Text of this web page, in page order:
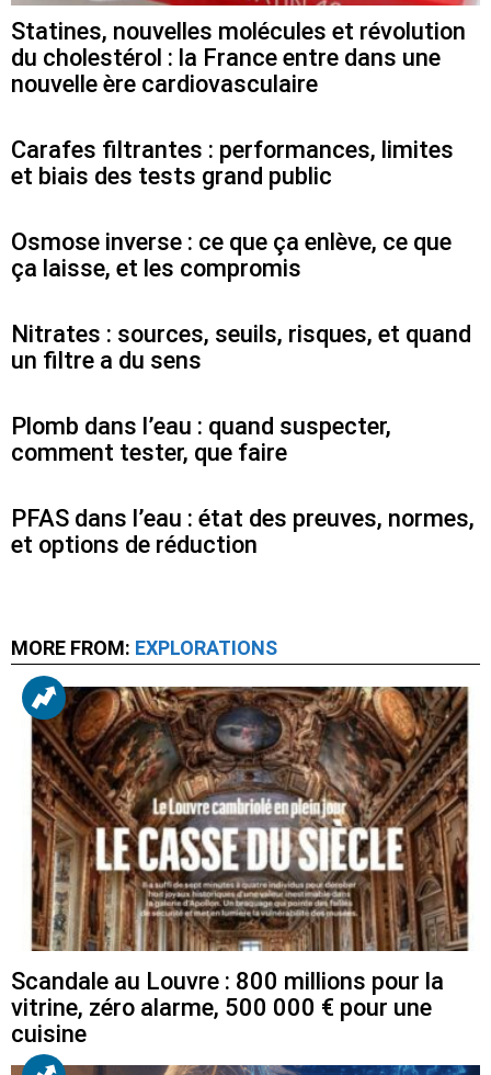
Statines, nouvelles molécules et révolution
du cholestérol : la France entre dans une
nouvelle ère cardiovasculaire
Carafes filtrantes : performances, limites
et biais des tests grand public
Osmose inverse : ce que ça enlève, ce que
ça laisse, et les compromis
Nitrates : sources, seuils, risques, et quand
un filtre a du sens
Plomb dans l’eau : quand suspecter,
comment tester, que faire
PFAS dans l’eau : état des preuves, normes,
et options de réduction
MORE FROM: EXPLORATIONS
Scandale au Louvre : 800 millions pour la
vitrine, zéro alarme, 500 000 € pour une
cuisine